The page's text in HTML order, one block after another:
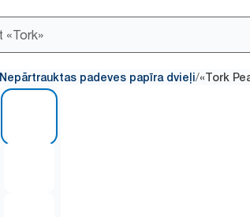
Nepārtrauktas padeves papīra dvieļi/«Tork